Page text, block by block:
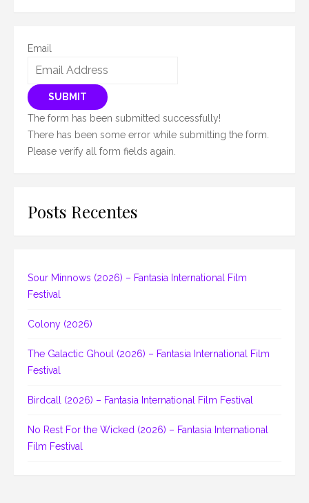
Email
SUBMIT
The form has been submitted successfully!
There has been some error while submitting the form.
Please verify all form fields again.
Posts Recentes
Sour Minnows (2026) – Fantasia International Film
Festival
Colony (2026)
The Galactic Ghoul (2026) – Fantasia International Film
Festival
Birdcall (2026) – Fantasia International Film Festival
No Rest For the Wicked (2026) – Fantasia International
Film Festival